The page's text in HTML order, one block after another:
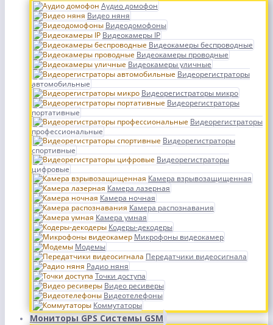
Аудио домофон
Видео няня
Видеодомофоны
Видеокамеры IP
Видеокамеры беспроводные
Видеокамеры проводные
Видеокамеры уличные
Видеорегистраторы
автомобильные
Видеорегистраторы микро
Видеорегистраторы
портативные
Видеорегистраторы
профессиональные
Видеорегистраторы
спортивные
Видеорегистраторы
цифровые
Камера взрывозащищенная
Камера лазерная
Камера ночная
Камера распознавания
Камера умная
Кодеры-декодеры
Микрофоны видеокамер
Модемы
Передатчики видеосигнала
Радио няня
Точки доступа
Видео ресиверы
Видеотелефоны
Коммутаторы
Мониторы GPS Системы GSM